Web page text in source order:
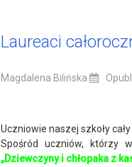
Laureaci
Magdalena Bilińska
Uczniowie naszej szkoły
Spośród uczniów, którzy
„Dziewczyny i chłopaka z